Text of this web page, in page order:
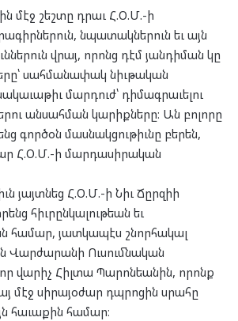
մէջ շեշտը դրաւ Հ.Օ.Մ.-ի
նպատակներուն եւ այն
վրայ, որոնց դէմ յանդիման կը
սահմանափակ նիւթական
մարդուժ՝ դիմագրաւելու
անսահման կարիքները։ Ան բոլորը
գործօն մասնակցութիւնը բերեն,
Հ.Օ.Մ.-ի մարդասիրական
յայտնեց Հ.Օ.Մ.-ի Նիւ Ճըրզիի
հիւրընկալութեան եւ
համար, յատկապէս շնորհակալ
Վարժարանի Ուսումնական
վարիչ Հիլտա Պարոնեանին, որոնք
մէջ սիրայօժար դպրոցին սրահը
հաւաքին համար։